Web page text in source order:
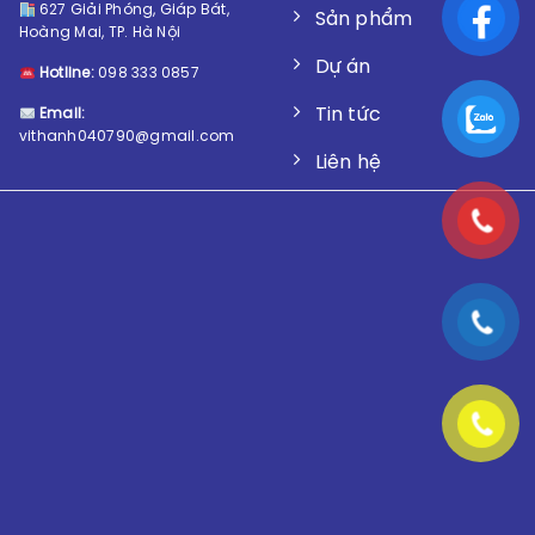
627 Giải Phóng, Giáp Bát,
Hoàng Mai, TP. Hà Nội
Hotline:098 333 0857
Email:
vithanh040790@gmail.com
Sản phẩm
Dự án
Tin tức
Liên hệ